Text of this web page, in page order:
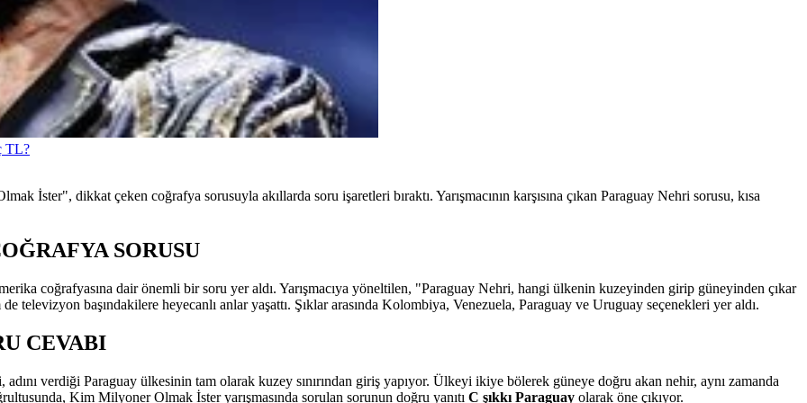
TL?
İster", dikkat çeken coğrafya sorusuyla akıllarda soru işaretleri bıraktı. Yarışmacının karşısına çıkan Paraguay Nehri sorusu, kısa
SORUSU
coğrafyasına dair önemli bir soru yer aldı. Yarışmacıya yöneltilen, "Paraguay Nehri, hangi ülkenin kuzeyinden girip güneyinden çıkar
televizyon başındakilere heyecanlı anlar yaşattı. Şıklar arasında Kolombiya, Venezuela, Paraguay ve Uruguay seçenekleri yer aldı.
CEVABI
verdiği Paraguay ülkesinin tam olarak kuzey sınırından giriş yapıyor. Ülkeyi ikiye bölerek güneye doğru akan nehir, aynı zamanda
Kim Milyoner Olmak İster yarışmasında sorulan sorunun doğru yanıtı C şıkkı Paraguay olarak öne çıkıyor.